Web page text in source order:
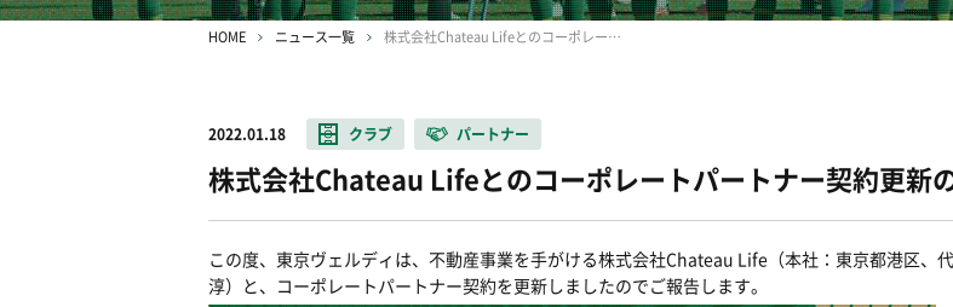
HOME ニュース一覧 株式会社Chateau Lifeとのコーポレートパートナー契約更新のお知らせ
2022.01.18 クラブ パートナー
株式会社Chateau Lifeとのコーポレートパートナー契約更新
この度、東京ヴェルディは、不動産事業を手がける株式会社Chateau Life（本社：東京都港区、
淳）と、コーポレートパートナー契約を更新しましたのでご報告します。